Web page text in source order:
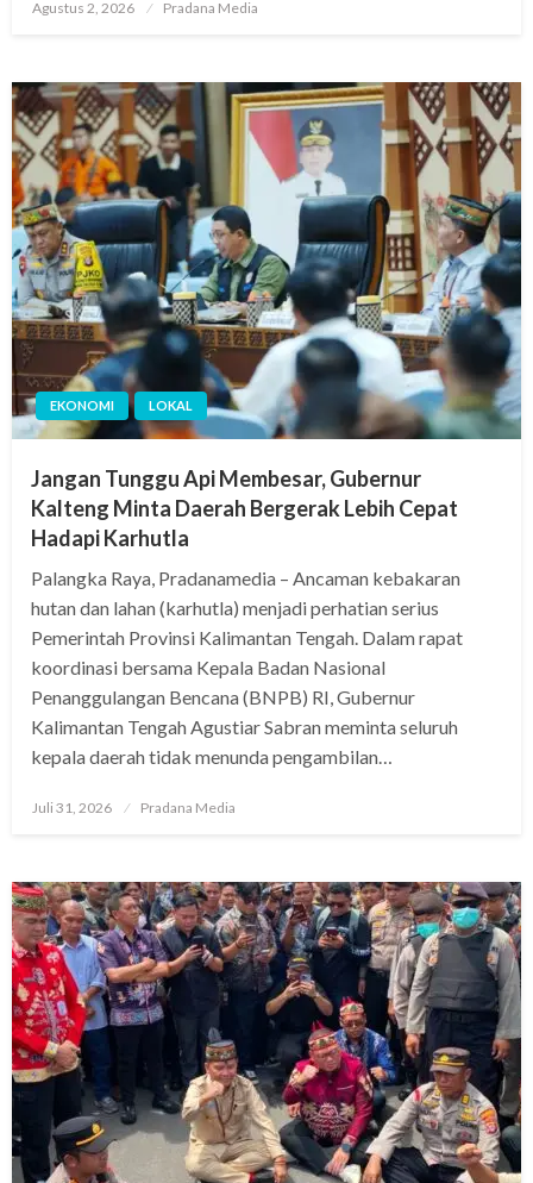
Agustus 2, 2026 Pradana Media
EKONOMI LOKAL
Jangan Tunggu Api Membesar, Gubernur
Kalteng Minta Daerah Bergerak Lebih Cepat
Hadapi Karhutla
Palangka Raya, Pradanamedia – Ancaman kebakaran
hutan dan lahan (karhutla) menjadi perhatian serius
Pemerintah Provinsi Kalimantan Tengah. Dalam rapat
koordinasi bersama Kepala Badan Nasional
Penanggulangan Bencana (BNPB) RI, Gubernur
Kalimantan Tengah Agustiar Sabran meminta seluruh
kepala daerah tidak menunda pengambilan…
Juli 31, 2026 Pradana Media